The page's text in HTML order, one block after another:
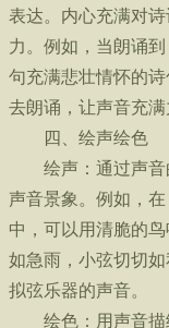
表达。内心充满对
力。例如，当朗诵
句充满悲壮情怀的
去朗诵，让声音充满
四、绘声绘色
绘声：通过声
声音景象。例如，
中，可以用清脆的
如急雨，小弦切切
拟弦乐器的声音。
绘色：用声音